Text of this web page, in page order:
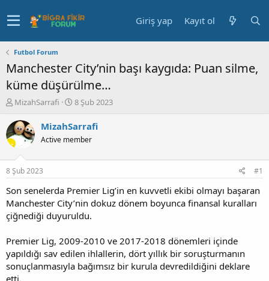
Giriş yap Kayıt ol
Futbol Forum
Manchester City’nin başı kaygıda: Puan silme,
küme düşürülme…
K
n
u
y
b
a
ş
a
t
n
MizahSarrafi
B
ş
a
ç
t
a
r
h
i
8 Şub 2023
MizahSarrafi
Active member
8 Şub 2023 #1
Son senelerda Premier Lig’in en kuvvetli ekibi olmayı başaran
Manchester City’nin dokuz dönem boyunca finansal kuralları
çiğnediği duyuruldu.
Premier Lig, 2009-2010 ve 2017-2018 dönemleri içinde
yapıldığı sav edilen ihlallerin, dört yıllık bir soruşturmanın
sonuçlanmasıyla bağımsız bir kurula devredildiğini deklare
etti.